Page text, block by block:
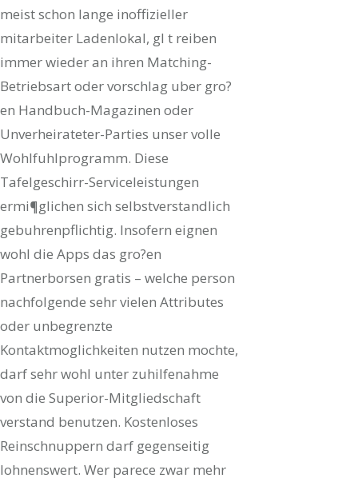
meist schon lange inoffizieller
mitarbeiter Ladenlokal, gl t reiben
immer wieder an ihren Matching-
Betriebsart oder vorschlag uber gro?
en Handbuch-Magazinen oder
Unverheirateter-Parties unser volle
Wohlfuhlprogramm. Diese
Tafelgeschirr-Serviceleistungen
ermi¶glichen sich selbstverstandlich
gebuhrenpflichtig. Insofern eignen
wohl die Apps das gro?en
Partnerborsen gratis – welche person
nachfolgende sehr vielen Attributes
oder unbegrenzte
Kontaktmoglichkeiten nutzen mochte,
darf sehr wohl unter zuhilfenahme
von die Superior-Mitgliedschaft
verstand benutzen. Kostenloses
Reinschnuppern darf gegenseitig
lohnenswert. Wer parece zwar mehr